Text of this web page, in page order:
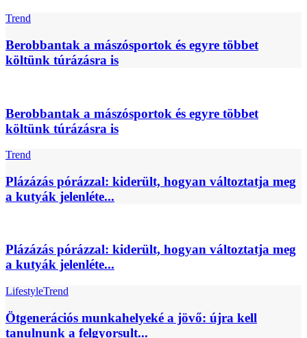
Trend
Berobbantak a mászósportok és egyre többet
költünk túrázásra is
Berobbantak a mászósportok és egyre többet
költünk túrázásra is
Trend
Plázázás pórázzal: kiderült, hogyan változtatja meg
a kutyák jelenléte...
Plázázás pórázzal: kiderült, hogyan változtatja meg
a kutyák jelenléte...
LifestyleTrend
Ötgenerációs munkahelyeké a jövő: újra kell
tanulnunk a felgyorsult...